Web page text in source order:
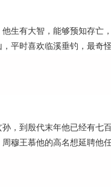
他生有大智，能够预知存亡
平时喜欢临溪垂钓，最奇
，到殷代末年他已经有七
穆王慕他的高名想延聘他